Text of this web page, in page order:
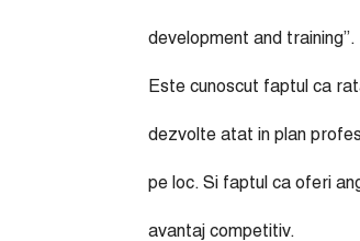
development and training”.
Este cunoscut faptul ca
dezvolte atat in plan
pe loc. Si faptul ca oferi
avantaj competitiv.